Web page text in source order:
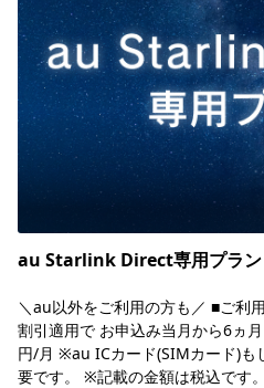
au Starlink Direct専用プラン
＼au以外をご利用の方も／ ■ご利
割引適用で お申込み当月から6ヵ
円/月 ※au ICカード(SIMカード)も
要です。 ※記載の金額は税込です。